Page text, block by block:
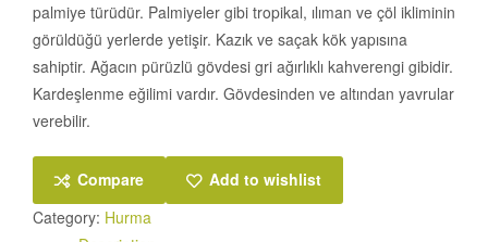
palmiye türüdür. Palmiyeler gibi tropikal, ılıman ve çöl ikliminin
görüldüğü yerlerde yetişir. Kazık ve saçak kök yapısına
sahiptir. Ağacın pürüzlü gövdesi gri ağırlıklı kahverengi gibidir.
Kardeşlenme eğilimi vardır. Gövdesinden ve altından yavrular
verebilir.
Compare
Add to wishlist
Category: Hurma